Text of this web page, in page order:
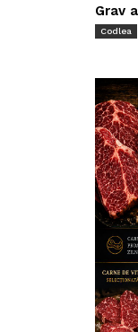
Grav
Codlea